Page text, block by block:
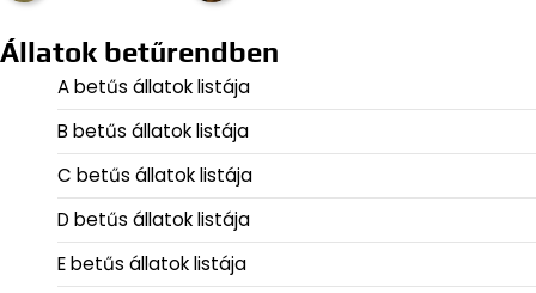
Állatok betűrendben
A betűs állatok listája
B betűs állatok listája
C betűs állatok listája
D betűs állatok listája
E betűs állatok listája